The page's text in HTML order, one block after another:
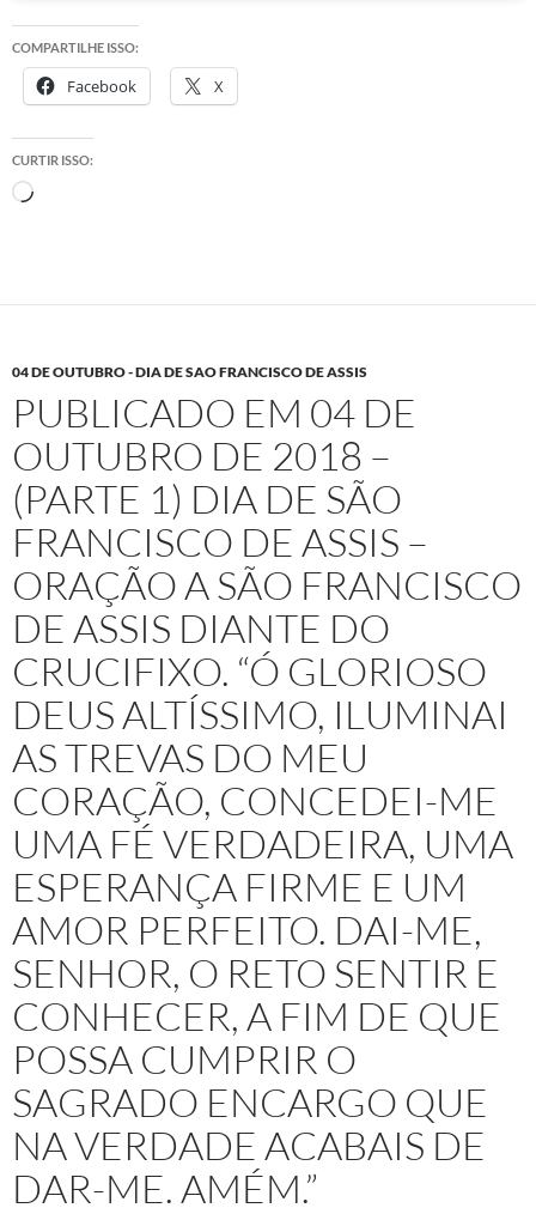
COMPARTILHE ISSO:
Facebook X
CURTIR ISSO:
Carregando...
04 DE OUTUBRO - DIA DE SAO FRANCISCO DE ASSIS
PUBLICADO EM 04 DE
OUTUBRO DE 2018 –
(PARTE 1) DIA DE SÃO
FRANCISCO DE ASSIS –
ORAÇÃO A SÃO FRANCISCO
DE ASSIS DIANTE DO
CRUCIFIXO. “Ó GLORIOSO
DEUS ALTÍSSIMO, ILUMINAI
AS TREVAS DO MEU
CORAÇÃO, CONCEDEI-ME
UMA FÉ VERDADEIRA, UMA
ESPERANÇA FIRME E UM
AMOR PERFEITO. DAI-ME,
SENHOR, O RETO SENTIR E
CONHECER, A FIM DE QUE
POSSA CUMPRIR O
SAGRADO ENCARGO QUE
NA VERDADE ACABAIS DE
DAR-ME. AMÉM.”